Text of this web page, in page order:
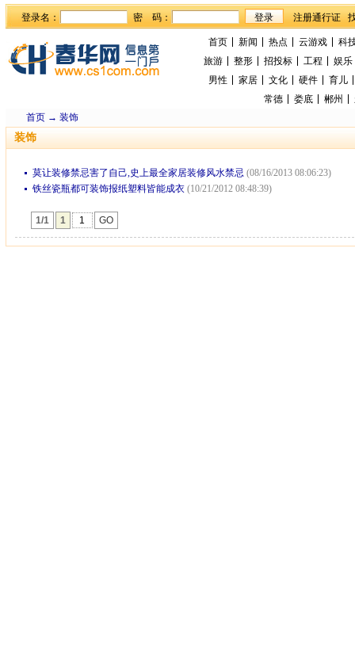
登录名： 密 码：
首页 新闻 热点 云游戏
科
旅游
整形 招投标 工程
娱乐
男性
家居 文化 硬件
育儿
常德
娄底 郴州
首页→ 装饰
装饰
莫让装修禁忌害了自己,史上最全家居装修风水禁忌 (08/16/2013 08:06:23)
铁丝瓷瓶都可装饰报纸塑料皆能成衣 (10/21/2012 08:48:39)
1/1 1 GO